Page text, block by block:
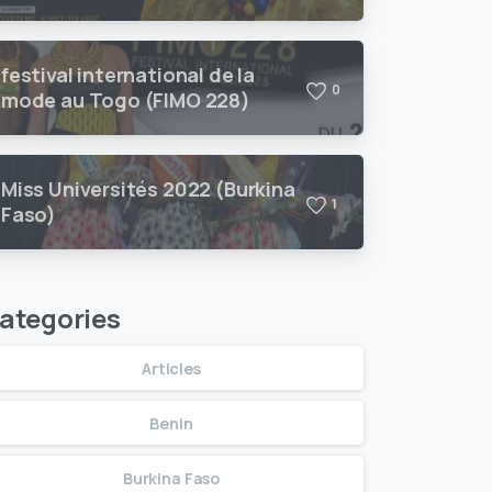
festival international de la
mode au Togo (FIMO 228)
0
Miss Universités 2022 (Burkina
Faso)
1
Articles
Benin
Burkina Faso